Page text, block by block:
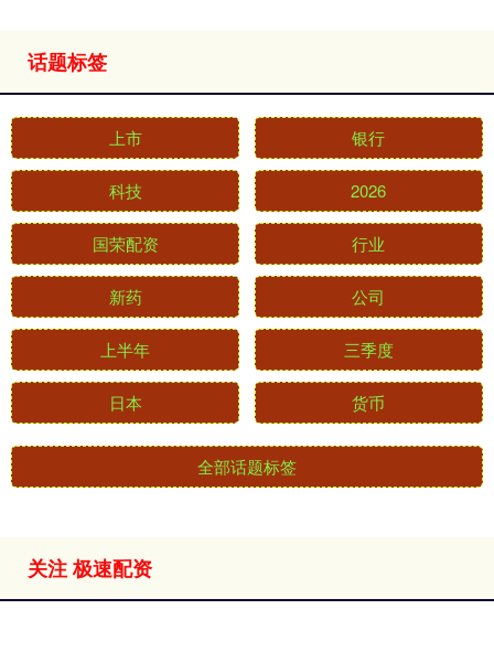
话题标签
上市 银行
科技 2026
国荣配资 行业
新药 公司
上半年 三季度
日本 货币
全部话题标签
关注 极速配资